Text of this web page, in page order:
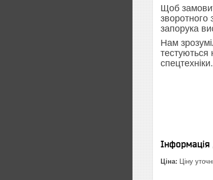
Щоб
зворотного
запорука
Нам
тестуються
спецтехніки.
Ціна: Ціну